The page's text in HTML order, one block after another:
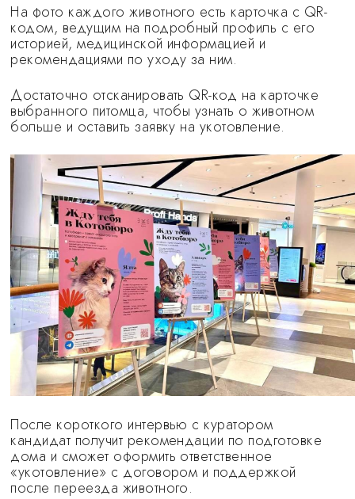
На фото каждого животного есть карточка с QR-
кодом, ведущим на подробный профиль с его
историей, медицинской информацией и
рекомендациями по уходу за ним.
Достаточно отсканировать QR-код на карточке
выбранного питомца, чтобы узнать о животном
больше и оставить заявку на укотовление.
После короткого интервью с куратором
кандидат получит рекомендации по подготовке
дома и сможет оформить ответственное
«укотовление» с договором и поддержкой
после переезда животного.